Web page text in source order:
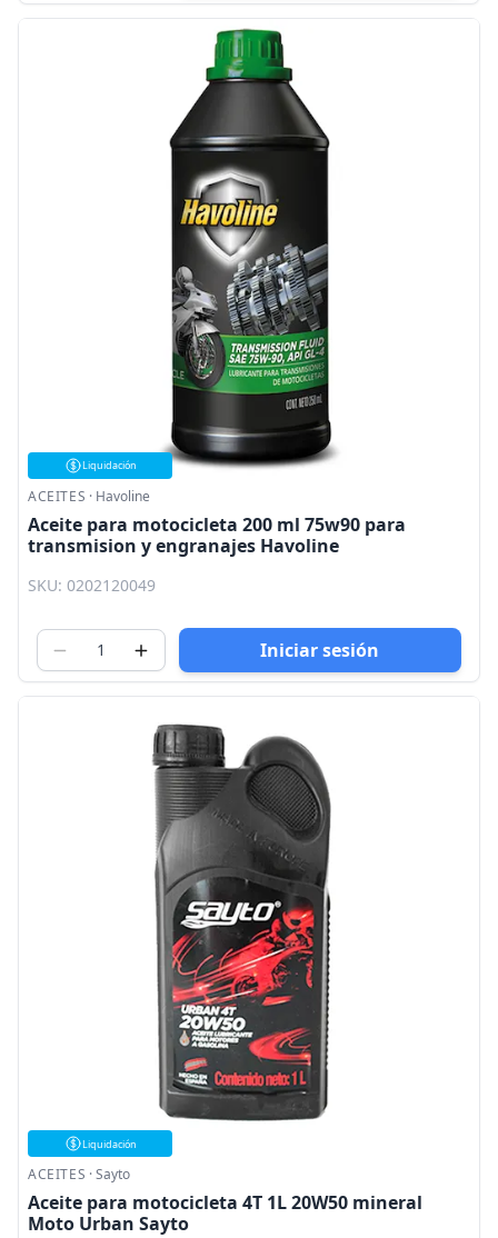
Liquidación
ACEITES · Havoline
Aceite para motocicleta 200 ml 75w90 para
transmision y engranajes Havoline
SKU: 0202120049
Iniciar sesión
Liquidación
ACEITES ·Sayto
Aceite para motocicleta 4T 1L 20W50 mineral
Moto Urban Sayto